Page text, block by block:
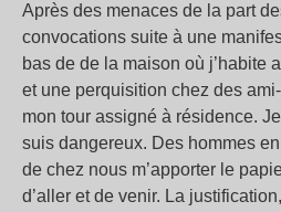
Après des menaces de la part
convocations suite à une
bas de de la maison où j’habite
et une perquisition chez des
mon tour assigné à résidence.
suis dangereux. Des hommes
de chez nous m’apporter le
d’aller et de venir. La